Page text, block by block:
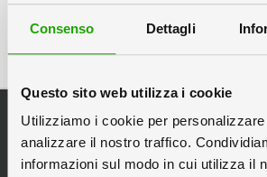
Consenso Dettagli
Questo sito web utilizza i cookie
Utilizziamo i cookie per
analizzare il nostro traffico.
informazioni sul modo in cui utilizza il
Categorie Principali
Espositori da Banco
Espositori Pubblicitari